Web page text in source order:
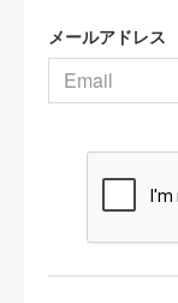
メールアドレス